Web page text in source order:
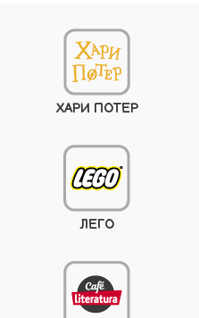
ХАРИ ПОТЕР
ЛЕГО